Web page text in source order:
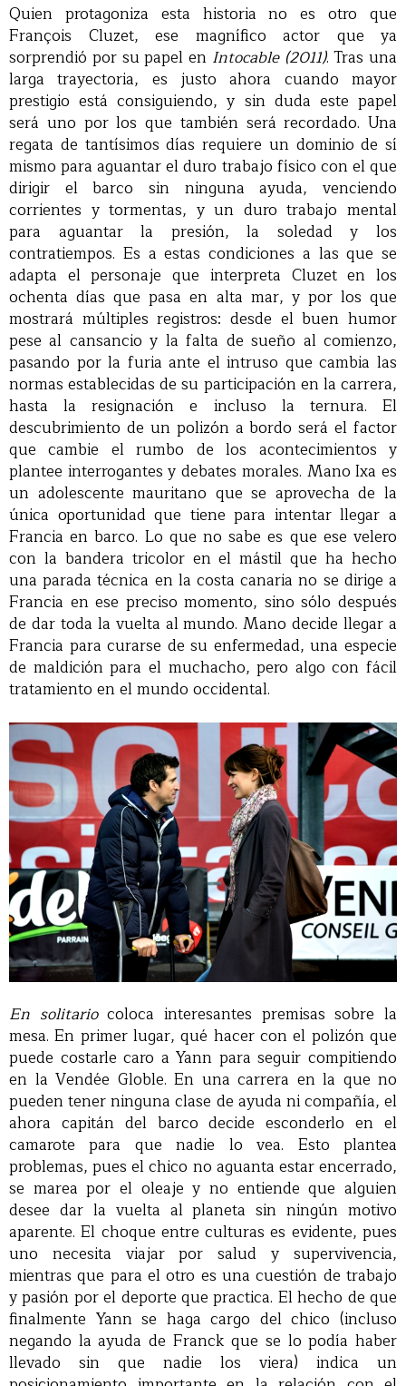
Quien protagoniza esta historia no es otro que
François Cluzet, ese magnífico actor que ya
sorprendió por su papel en Intocable (2011). Tras una
larga trayectoria, es justo ahora cuando mayor
prestigio está consiguiendo, y sin duda este papel
será uno por los que también será recordado. Una
regata de tantísimos días requiere un dominio de sí
mismo para aguantar el duro trabajo físico con el que
dirigir el barco sin ninguna ayuda, venciendo
corrientes y tormentas, y un duro trabajo mental
para aguantar la presión, la soledad y los
contratiempos. Es a estas condiciones a las que se
adapta el personaje que interpreta Cluzet en los
ochenta días que pasa en alta mar, y por los que
mostrará múltiples registros: desde el buen humor
pese al cansancio y la falta de sueño al comienzo,
pasando por la furia ante el intruso que cambia las
normas establecidas de su participación en la carrera,
hasta la resignación e incluso la ternura. El
descubrimiento de un polizón a bordo será el factor
que cambie el rumbo de los acontecimientos y
plantee interrogantes y debates morales. Mano Ixa es
un adolescente mauritano que se aprovecha de la
única oportunidad que tiene para intentar llegar a
Francia en barco. Lo que no sabe es que ese velero
con la bandera tricolor en el mástil que ha hecho
una parada técnica en la costa canaria no se dirige a
Francia en ese preciso momento, sino sólo después
de dar toda la vuelta al mundo. Mano decide llegar a
Francia para curarse de su enfermedad, una especie
de maldición para el muchacho, pero algo con fácil
tratamiento en el mundo occidental.
En solitariocoloca interesantes premisas sobre la
mesa. En primer lugar, qué hacer con el polizón que
puede costarle caro a Yann para seguir compitiendo
en la Vendée Globle. En una carrera en la que no
pueden tener ninguna clase de ayuda ni compañía, el
ahora capitán del barco decide esconderlo en el
camarote para que nadie lo vea. Esto plantea
problemas, pues el chico no aguanta estar encerrado,
se marea por el oleaje y no entiende que alguien
desee dar la vuelta al planeta sin ningún motivo
aparente. El choque entre culturas es evidente, pues
uno necesita viajar por salud y supervivencia,
mientras que para el otro es una cuestión de trabajo
y pasión por el deporte que practica. El hecho de que
finalmente Yann se haga cargo del chico (incluso
negando la ayuda de Franck que se lo podía haber
llevado sin que nadie los viera) indica un